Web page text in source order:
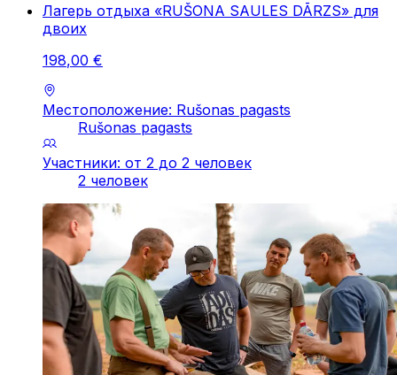
Лагерь отдыха «RUŠONA SAULES DĀRZS» для
двоих
198,00 €
Местоположение: Rušonas pagasts
Rušonas pagasts
Участники: от 2 до 2 человек
2 человек